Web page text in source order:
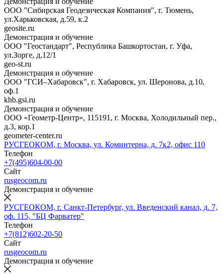
ООО "Сибирская Геодезическая Компания", г. Тюмень,
ул.Харьковская, д.59, к.2
geosite.ru
Демонстрация и обучение
ООО "Геостандарт", Республика Башкортостан, г. Уфа,
ул.Зорге, д.12/1
geo-st.ru
Демонстрация и обучение
ООО "ГСИ–Хабаровск", г. Хабаровск, ул. Шеронова, д.10,
оф.1
khb.gsi.ru
Демонстрация и обучение
ООО «Геометр-Центр», 115191, г. Москва, Холодильный пер.,
д.3, кор.1
geometer-center.ru
РУСГЕОКОМ, г. Москва, ул. Коминтерна, д. 7к2, офис 110
Телефон
+7(495)604-00-00
Сайт
rusgeocom.ru
Демонстрация и обучение
РУСГЕОКОМ, г. Санкт-Петербург, ул. Введенский канал, д. 7,
оф. 115, "БЦ Фарватер"
Телефон
+7(812)602-20-50
Сайт
rusgeocom.ru
Демонстрация и обучение